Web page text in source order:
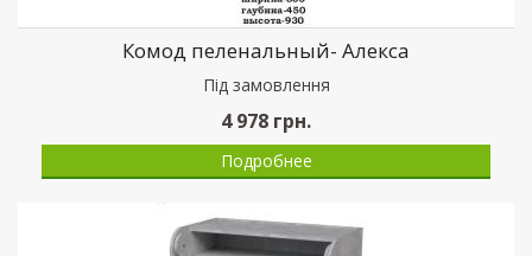
Комод пеленальный- Алекса
Пiд замовлення
4 978 грн.
Подробнее